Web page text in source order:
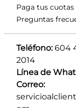
Paga tus cuotas
Preguntas
Teléfono: 604
2014
Línea de
Correo: